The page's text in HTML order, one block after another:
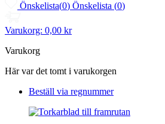
Önskelista(0) Önskelista (0)
Varukorg: 0,00 kr
Varukorg
Här var det tomt i varukorgen
Beställ via regnummer